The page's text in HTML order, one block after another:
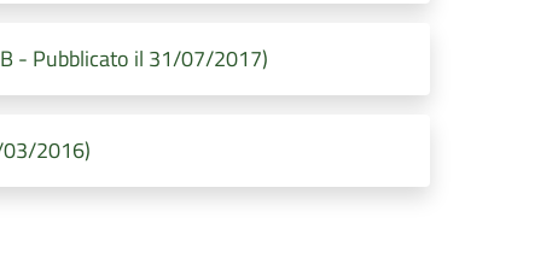
- Pubblicato il 31/07/2017)
2016)